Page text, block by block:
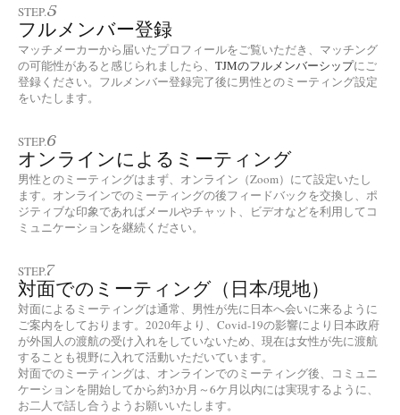
STEP.5
フルメンバー登録
マッチメーカーから届いたプロフィールをご覧いただき、マッチング
の可能性があると感じられましたら、 TJMのフルメンバーシップにご
登録ください。フルメンバー登録完了後に男性とのミーティング設定
をいたします。
STEP.6
オンラインによるミーティング
男性とのミーティングはまず、オンライン（Zoom）にて設定いたし
ます。オンラインでのミーティングの後フィードバックを交換し、ポ
ジティブな印象であればメールやチャット、ビデオなどを利用してコ
ミュニケーションを継続ください。
STEP.7
対面でのミーティング（日本/現地）
対面によるミーティングは通常、男性が先に日本へ会いに来るように
ご案内をしております。2020年より、Covid-19の影響により日本政府
が外国人の渡航の受け入れをしていないため、現在は女性が先に渡航
することも視野に入れて活動いただいています。
対面でのミーティングは、オンラインでのミーティング後、コミュニ
ケーションを開始してから約3か月～6ケ月以内には実現するように、
お二人で話し合うようお願いいたします。